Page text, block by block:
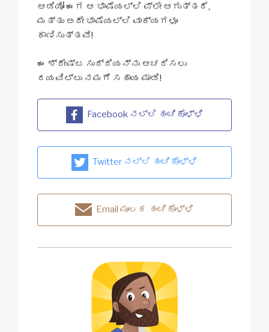
ಆಡಿಯೋ ಈಗ ಆ ಭಾಷೆಯಲ್ಲಿ ಪ್ಲೇ ಆಗುತ್ತದೆ,
ಮತ್ತು ಅದೇ ಭಾಷೆಯಲ್ಲಿ ವಾಕ್ಯಗಳೂ
ಕಾಣಿಸುತ್ತವೆ!
ಈ ಶ್ರೇಷ್ಟ ಸುದ್ದಿಯನ್ನು ಆಚರಿಸಲು
ದಯವಿಟ್ಟು ನಮಗೆ ಸಹಾಯ ಮಾಡಿ!
Facebook ನಲ್ಲಿ ಹಂಚಿಕೊಳ್ಳಿ
Twitter ನಲ್ಲಿ ಹಂಚಿಕೊಳ್ಳಿ
Email ಮೂಲಕ ಹಂಚಿಕೊಳ್ಳಿ